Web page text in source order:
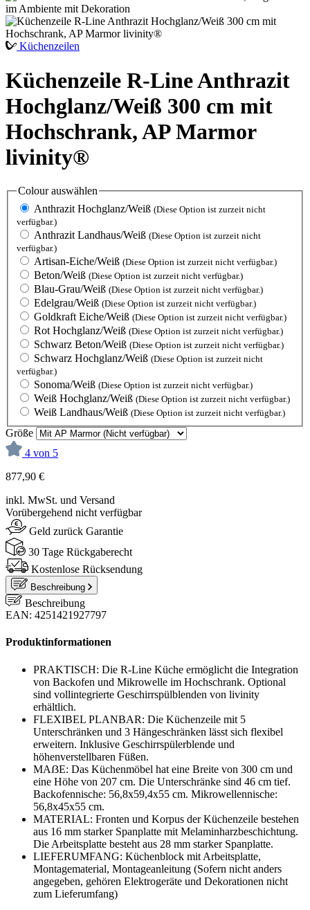
Küchenzeilen
Küchenzeile R-Line Anthrazit
Hochglanz/Weiß 300 cm mit
Hochschrank, AP Marmor
livinity®
Colourauswählen
Anthrazit Hochglanz/Weiß (Diese Option ist zurzeit nicht
verfügbar.)
Anthrazit Landhaus/Weiß (Diese Option ist zurzeit nicht
verfügbar.)
Artisan-Eiche/Weiß (Diese Option ist zurzeit nicht verfügbar.)
Beton/Weiß (Diese Option ist zurzeit nicht verfügbar.)
Blau-Grau/Weiß (Diese Option ist zurzeit nicht verfügbar.)
Edelgrau/Weiß (Diese Option ist zurzeit nicht verfügbar.)
Goldkraft Eiche/Weiß (Diese Option ist zurzeit nicht verfügbar.)
Rot Hochglanz/Weiß (Diese Option ist zurzeit nicht verfügbar.)
Schwarz Beton/Weiß (Diese Option ist zurzeit nicht verfügbar.)
Schwarz Hochglanz/Weiß (Diese Option ist zurzeit nicht
verfügbar.)
Sonoma/Weiß (Diese Option ist zurzeit nicht verfügbar.)
Weiß Hochglanz/Weiß (Diese Option ist zurzeit nicht verfügbar.)
Weiß Landhaus/Weiß (Diese Option ist zurzeit nicht verfügbar.)
Größe
4 von 5
877,90 €
inkl. MwSt. und Versand
Vorübergehend nicht verfügbar
Geld zurück Garantie
30 Tage Rückgaberecht
Kostenlose Rücksendung
Beschreibung
Beschreibung
EAN: 4251421927797
Produktinformationen
PRAKTISCH: Die R-Line Küche ermöglicht die Integration
von Backofen und Mikrowelle im Hochschrank. Optional
sind vollintegrierte Geschirrspülblenden von livinity
erhältlich.
FLEXIBEL PLANBAR: Die Küchenzeile mit 5
Unterschränken und 3 Hängeschränken lässt sich flexibel
erweitern. Inklusive Geschirrspülerblende und
höhenverstellbaren Füßen.
MAẞE: Das Küchenmöbel hat eine Breite von 300 cm und
eine Höhe von 207 cm. Die Unterschränke sind 46 cm tief.
Backofennische: 56,8x59,4x55 cm. Mikrowellennische:
56,8x45x55 cm.
MATERIAL: Fronten und Korpus der Küchenzeile bestehen
aus 16 mm starker Spanplatte mit Melaminharzbeschichtung.
Die Arbeitsplatte besteht aus 28 mm starker Spanplatte.
LIEFERUMFANG: Küchenblock mit Arbeitsplatte,
Montagematerial, Montageanleitung (Sofern nicht anders
angegeben, gehören Elektrogeräte und Dekorationen nicht
zum Lieferumfang)